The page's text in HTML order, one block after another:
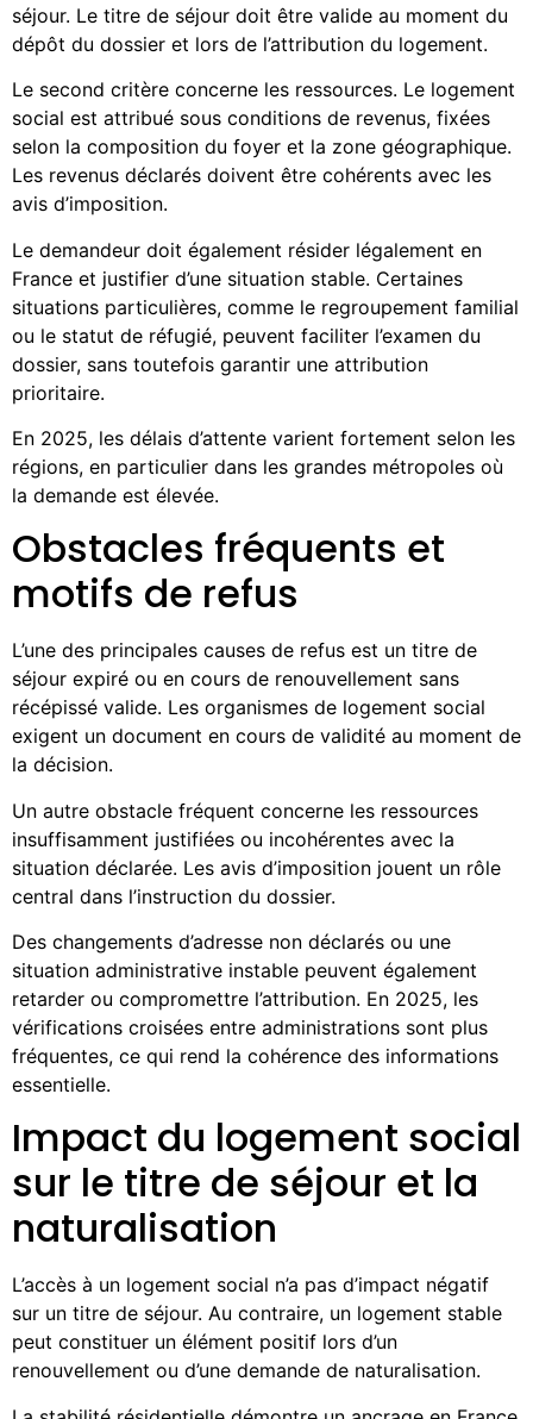
séjour. Le titre de séjour doit être valide au moment du
dépôt du dossier et lors de l’attribution du logement.
Le second critère concerne les ressources. Le logement
social est attribué sous conditions de revenus, fixées
selon la composition du foyer et la zone géographique.
Les revenus déclarés doivent être cohérents avec les
avis d’imposition.
Le demandeur doit également résider légalement en
France et justifier d’une situation stable. Certaines
situations particulières, comme le regroupement familial
ou le statut de réfugié, peuvent faciliter l’examen du
dossier, sans toutefois garantir une attribution
prioritaire.
En 2025, les délais d’attente varient fortement selon les
régions, en particulier dans les grandes métropoles où
la demande est élevée.
Obstacles fréquents et
motifs de refus
L’une des principales causes de refus est un titre de
séjour expiré ou en cours de renouvellement sans
récépissé valide. Les organismes de logement social
exigent un document en cours de validité au moment de
la décision.
Un autre obstacle fréquent concerne les ressources
insuffisamment justifiées ou incohérentes avec la
situation déclarée. Les avis d’imposition jouent un rôle
central dans l’instruction du dossier.
Des changements d’adresse non déclarés ou une
situation administrative instable peuvent également
retarder ou compromettre l’attribution. En 2025, les
vérifications croisées entre administrations sont plus
fréquentes, ce qui rend la cohérence des informations
essentielle.
Impact du logement social
sur le titre de séjour et la
naturalisation
L’accès à un logement social n’a pas d’impact négatif
sur un titre de séjour. Au contraire, un logement stable
peut constituer un élément positif lors d’un
renouvellement ou d’une demande de naturalisation.